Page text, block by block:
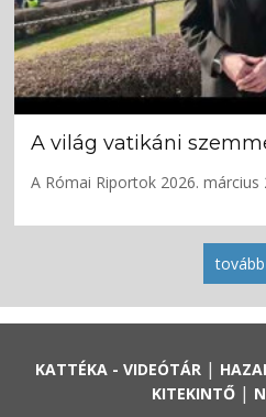
A világ vatikáni
A Római Riportok 2026. március
KATTÉKA - VIDEÓTÁR | HAZAI
KITEKINTŐ|